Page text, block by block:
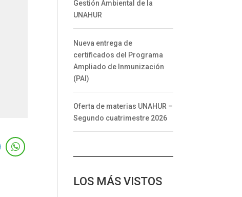
Gestión Ambiental de la
UNAHUR
Nueva entrega de
certificados del Programa
Ampliado de Inmunización
(PAI)
Oferta de materias UNAHUR –
Segundo cuatrimestre 2026
LOS MÁS VISTOS